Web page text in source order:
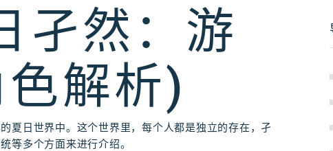
孑然：游
解析)
夏日世界中。这个世界里，每个人都是独立的存在，孑
等多个方面来进行介绍。